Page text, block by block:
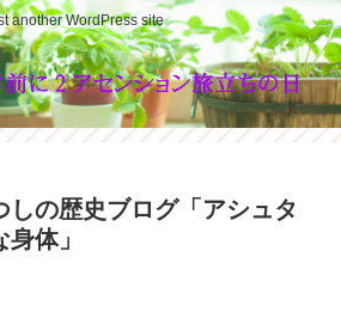
another WordPress site
の歴史ブログ「アシュタ
体」